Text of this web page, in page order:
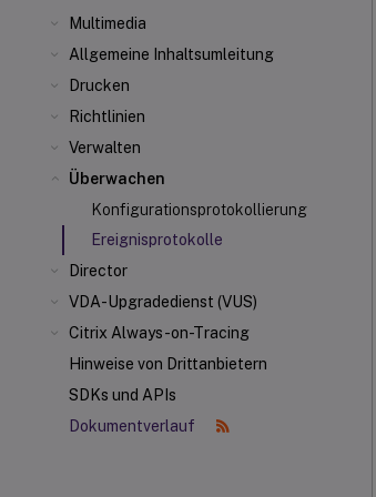
Multimedia
Allgemeine Inhaltsumleitung
Drucken
Richtlinien
Verwalten
Überwachen
Konfigurationsprotokollierung
Ereignisprotokolle
Director
VDA-Upgradedienst (VUS)
Citrix Always-on-Tracing
Hinweise von Drittanbietern
SDKs und APIs
Dokumentverlauf